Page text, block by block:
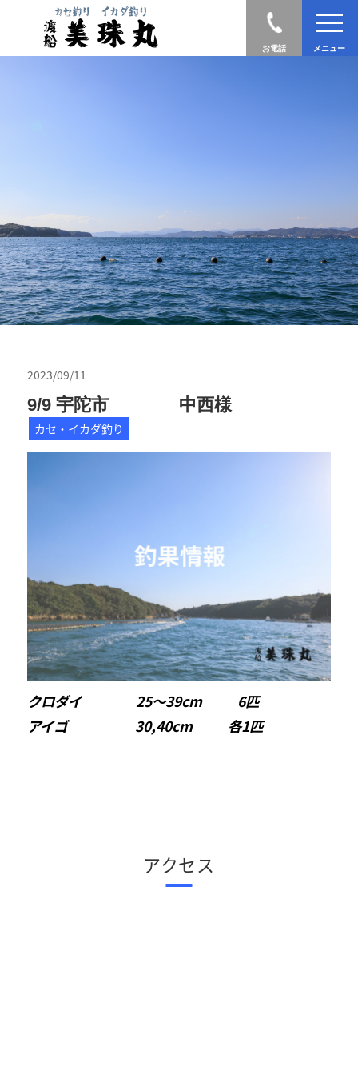
お電話 メニュー
2023/09/11
9/9 宇陀市 中西様
カセ・イカダ釣り
クロダイ 25〜39cm 6匹
アイゴ 30,40cm 各1匹
アクセス